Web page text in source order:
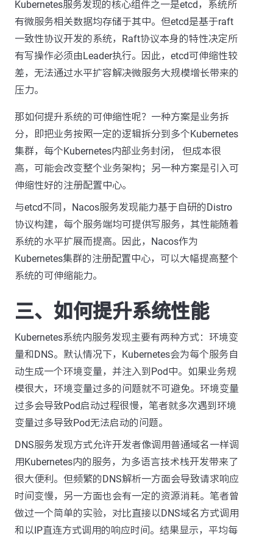
Kubernetes服务发现的核心组件之一是etcd，系统所
有微服务相关数据均存储于其中。但etcd是基于raft
一致性协议开发的系统，Raft协议本身的特性决定所
有写操作必须由Leader执行。因此，etcd可伸缩性较
差，无法通过水平扩容解决微服务大规模增长带来的
压力。
那如何提升系统的可伸缩性呢？一种方案是业务拆
分，即把业务按照一定的逻辑拆分到多个Kubernetes
集群，每个Kubernetes内部业务封闭， 但成本很
高，可能会改变整个业务架构；另一种方案是引入可
伸缩性好的注册配置中心。
与etcd不同，Nacos服务发现能力基于自研的Distro
协议构建，每个服务端均可提供写服务，其性能随着
系统的水平扩展而提高。因此，Nacos作为
Kubernetes集群的注册配置中心，可以大幅提高整个
系统的可伸缩能力。
三、如何提升系统性能
Kubernetes系统内服务发现主要有两种方式：环境变
量和DNS。默认情况下，Kubernetes会为每个服务自
动生成一个环境变量，并注入到Pod中。如果业务规
模很大，环境变量过多的问题就不可避免。环境变量
过多会导致Pod启动过程很慢，笔者就多次遇到环境
变量过多导致Pod无法启动的问题。
DNS服务发现方式允许开发者像调用普通域名一样调
用Kubernetes内的服务，为多语言技术栈开发带来了
很大便利。但频繁的DNS解析一方面会导致请求响应
时间变慢，另一方面也会有一定的资源消耗。笔者曾
做过一个简单的实验，对比直接以DNS域名方式调用
和以IP直连方式调用的响应时间。结果显示，平均每